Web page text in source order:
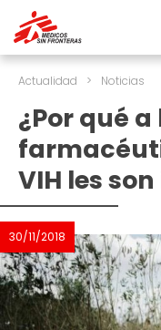
Actualidad > Noticias
¿Por qué
VIH les
30/11/2018